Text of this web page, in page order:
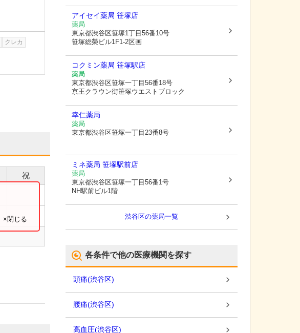
クレカ
祝
×閉じる
アイセイ薬局 笹塚店
薬局
東京都渋谷区笹塚1丁目56番10号
笹塚総榮ビル1F1-2区画
コクミン薬局 笹塚駅店
薬局
東京都渋谷区笹塚一丁目56番18号
京王クラウン街笹塚ウエストブロック
幸仁薬局
薬局
東京都渋谷区笹塚一丁目23番8号
ミネ薬局 笹塚駅前店
薬局
東京都渋谷区笹塚一丁目56番1号
NH駅前ビル1階
渋谷区の薬局一覧
各条件で他の医療機関を探す
頭痛(渋谷区)
腰痛(渋谷区)
高血圧(渋谷区)